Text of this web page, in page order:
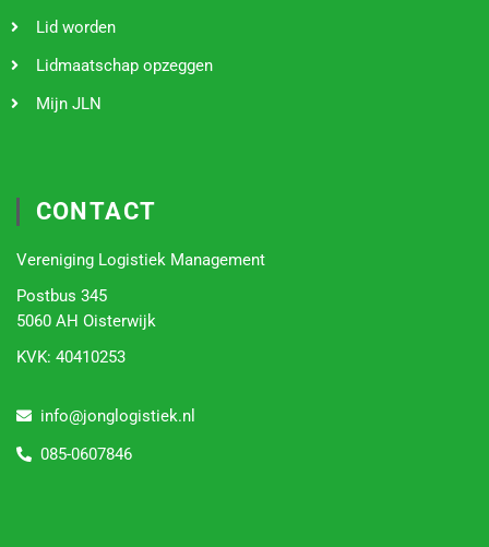
Lid worden
Lidmaatschap opzeggen
Mijn JLN
CONTACT
Vereniging Logistiek Management
Postbus 345
5060 AH Oisterwijk
KVK: 40410253
info@jonglogistiek.nl
085-0607846